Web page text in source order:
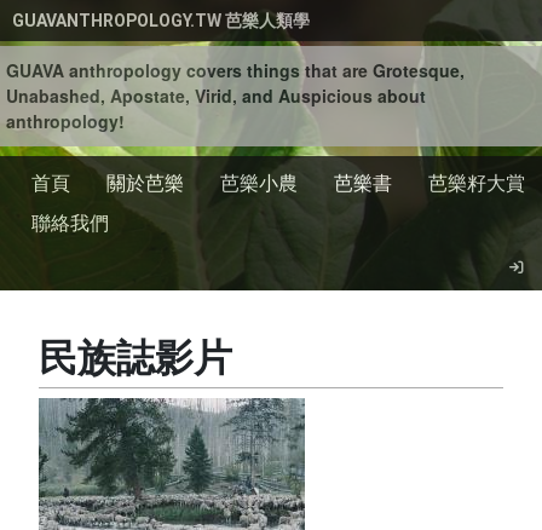
移至主內容
GUAVANTHROPOLOGY.TW 芭樂人類學
GUAVA anthropology covers things that are Grotesque,
Unabashed, Apostate, Virid, and Auspicious about
anthropology!
首頁 關於芭樂 芭樂小農 芭樂書
芭樂籽大賞
聯絡我們
民族誌影片